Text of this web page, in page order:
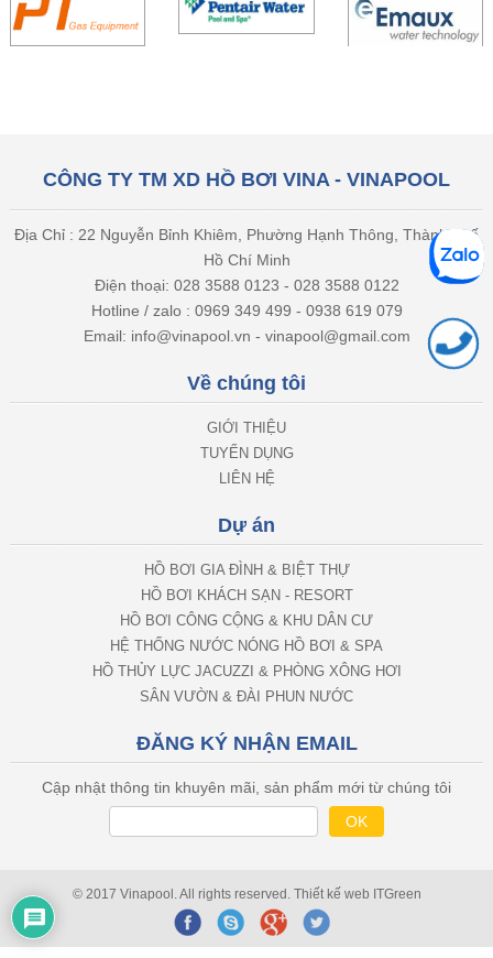
CÔNG TY TM XD HỒ BƠI VINA - VINAPOOL
Địa Chỉ : 22 Nguyễn Bỉnh Khiêm, Phường Hạnh Thông, Thành phố
Hồ Chí Minh
Điện thoại: 028 3588 0123 - 028 3588 0122
Hotline / zalo : 0969 349 499 - 0938 619 079
Email: info@vinapool.vn - vinapool@gmail.com
Về chúng tôi
GIỚI THIỆU
TUYỂN DỤNG
LIÊN HỆ
Dự án
HỒ BƠI GIA ĐÌNH & BIỆT THỰ
HỒ BƠI KHÁCH SẠN - RESORT
HỒ BƠI CÔNG CỘNG & KHU DÂN CƯ
HỆ THỐNG NƯỚC NÓNG HỒ BƠI & SPA
HỒ THỦY LỰC JACUZZI & PHÒNG XÔNG HƠI
SÂN VƯỜN & ĐÀI PHUN NƯỚC
ĐĂNG KÝ NHẬN EMAIL
Cập nhật thông tin khuyên mãi, sản phẩm mới từ chúng tôi
© 2017 Vinapool. All rights reserved. Thiết kế web ITGreen